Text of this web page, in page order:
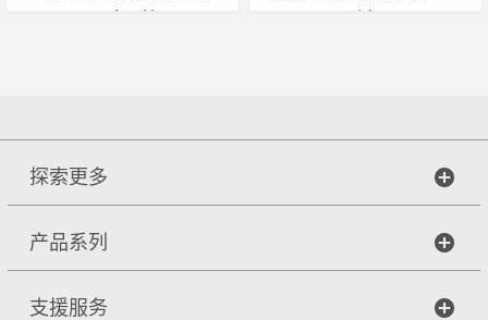
探索更多
产品系列
支援服务